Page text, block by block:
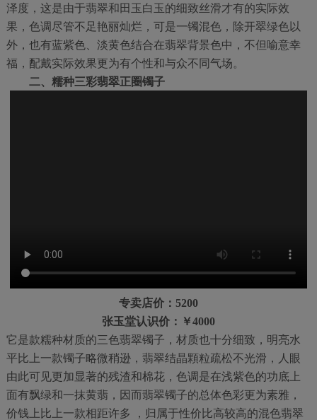
泽度，这是由于翡翠和田玉白玉的细致丝滑才有的实际效
果，色调尽管不足艳丽灿烂，可是一镯混色，除开翠绿色以
外，也有蓝紫色、淡黄色结合在翡翠背景色中，不但喻意幸
福，配戴实际效果更为有个性和与众不同气场。
二、糯种三彩翡翠正圈镯子
专卖店价：5200
张玉堂认识价：￥4000
它是款糯种材质的三色翡翠镯子，材质也十分细致，明亮水
平比上一款镯子略微稍逊，翡翠结晶顆粒疏松不光滑，人眼
由此可见更加显著的残渣和棉花，色调是在浅紫色的功底上
面有飘绿和一抹黄翡，因而翡翠镯子的总体色彩更为素雅，
价钱上比上一款相距许多 ，归属于性价比高较高的混色翡翠